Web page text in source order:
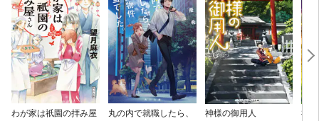
わが家は祇園の拝み屋
丸の内で就職したら、
神様の御用人 神